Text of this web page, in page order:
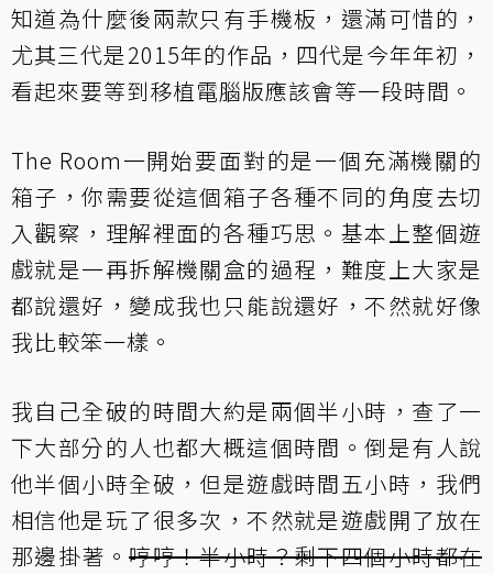
知道為什麼後兩款只有手機板，還滿可惜的，
尤其三代是2015年的作品，四代是今年年初，
看起來要等到移植電腦版應該會等一段時間。
The Room一開始要面對的是一個充滿機關的
箱子，你需要從這個箱子各種不同的角度去切
入觀察，理解裡面的各種巧思。基本上整個遊
戲就是一再拆解機關盒的過程，難度上大家是
都說還好，變成我也只能說還好，不然就好像
我比較笨一樣。
我自己全破的時間大約是兩個半小時，查了一
下大部分的人也都大概這個時間。倒是有人說
他半個小時全破，但是遊戲時間五小時，我們
相信他是玩了很多次，不然就是遊戲開了放在
那邊掛著。哼哼！半小時？剩下四個小時都在